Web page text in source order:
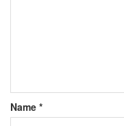
Name *